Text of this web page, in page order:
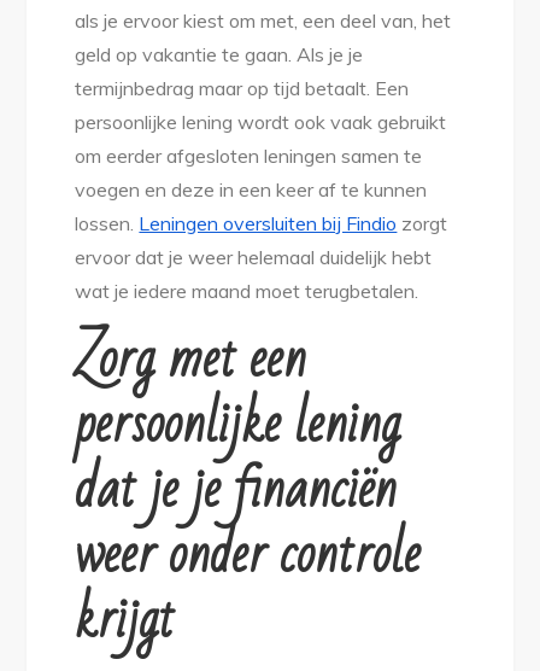
als je ervoor kiest om met, een deel van, het
geld op vakantie te gaan. Als je je
termijnbedrag maar op tijd betaalt. Een
persoonlijke lening wordt ook vaak gebruikt
om eerder afgesloten leningen samen te
voegen en deze in een keer af te kunnen
lossen. Leningen oversluiten bij Findio zorgt
ervoor dat je weer helemaal duidelijk hebt
wat je iedere maand moet terugbetalen.
Zorg met een
persoonlijke lening
dat je je financiën
weer onder controle
krijgt